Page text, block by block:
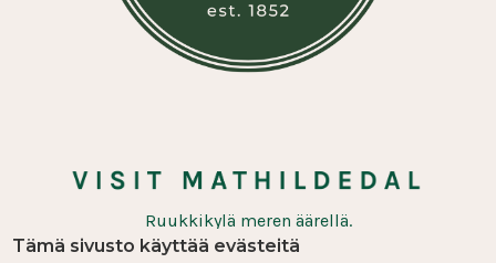
Ruukkikylä meren äärellä.
Tämä sivusto käyttää evästeitä